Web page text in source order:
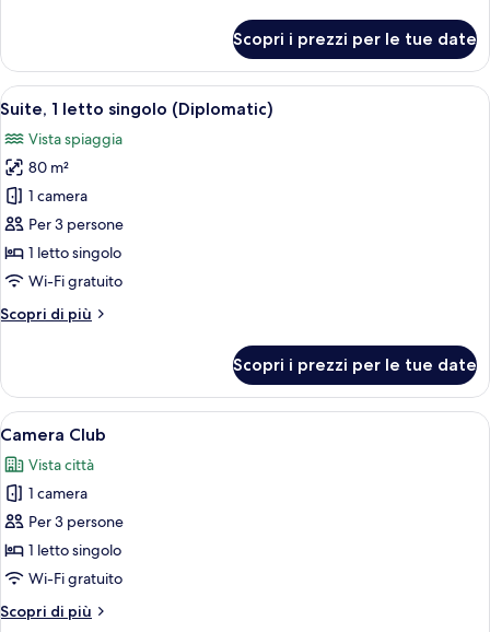
Classic,
letto
vista
mare
Scopri i prezzi per le tue date
Apri
tutte
le
foto
per
Suite,
1
letto
singolo
(Diplomatic)
Camera d'albergo con area salotto,
19
Suite, 1 letto singolo (Diplomatic)
Vista spiaggia
80 m²
1 camera
Per 3 persone
1 letto singolo
Wi-Fi gratuito
Scopri di più
Altri
1
letto
singolo
Scopri i prezzi per le tue date
Apri
tutte
le
foto
per
Camera
Club
Un bagno moderno con una vasca,
17
Camera Club
Vista città
1 camera
Per 3 persone
1 letto singolo
Wi-Fi gratuito
Scopri di più
Altri